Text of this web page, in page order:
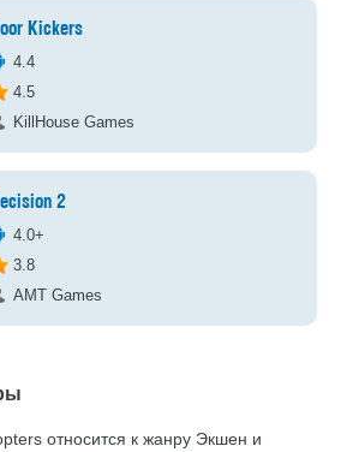
Kickers
4.4
4.5
KillHouse Games
2
4.0+
3.8
AMT Games
относится к жанру Экшен и